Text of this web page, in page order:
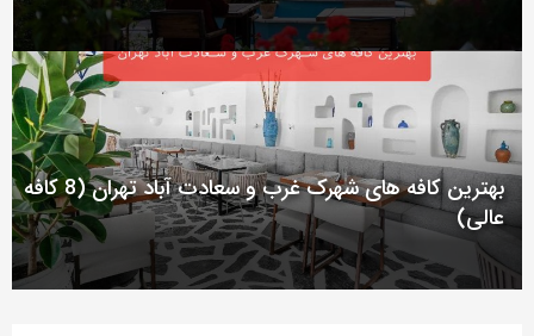
بگذارید.
کپی
لینک
بهترین کافه های شهرک غرب و سعادت آباد تهران (8 کافه
عالی)